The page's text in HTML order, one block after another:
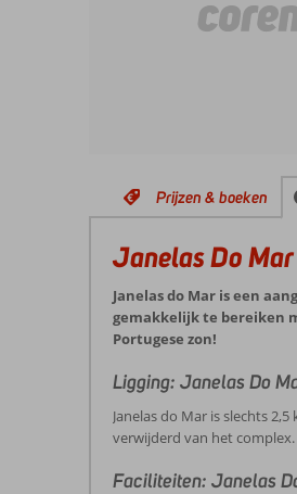
Prijzen & boeken
Janelas Do Mar
Janelas do Mar is een
gemakkelijk te bereiken
Portugese zon!
Ligging: Janelas Do
Janelas do Mar is slechts
verwijderd van het complex.
Faciliteiten: Janelas